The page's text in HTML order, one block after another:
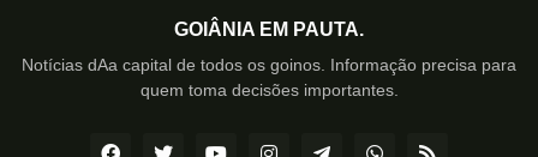
GOIÂNIA EM PAUTA.
Notícias dAa capital de todos os goinos. Informação precisa para
quem toma decisões importantes.